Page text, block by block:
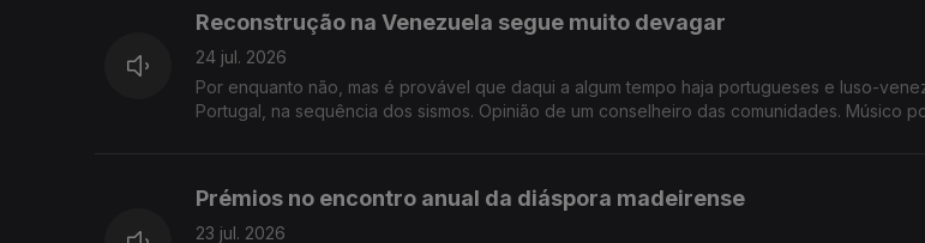
Reconstrução na Venezuela segue muito devagar
24 jul. 2026
Por enquanto não, mas é provável que daqui a algum tempo haja portugueses e luso-
Portugal, na sequência dos sismos. Opinião de um conselheiro das comunidades. Músico
Prémios no encontro anual da diáspora madeirense
23 jul. 2026